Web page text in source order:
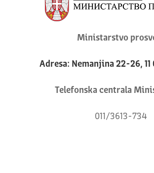
Ministarstvo
Adresa: Nemanjina 22-26, 11
Telefonska centrala
011/3613-734